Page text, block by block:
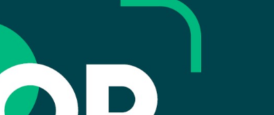
Côte d'Ivoire :
personnes